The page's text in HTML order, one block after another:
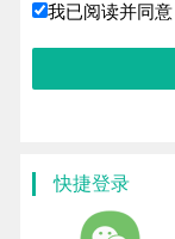
我已阅读并同意
快捷登录